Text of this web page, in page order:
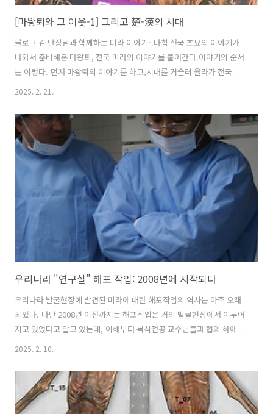
[마왕퇴와 그 이웃-1] 그리고 楚-漢의 시대
블로그 김 단장님과 함께하는 미라 이야기-.마침 전국 초묘의 이야기가
나와서 준비해온 마왕퇴, 전국 미라의 이야기를 풀어간다.이야기의 순서
는 이렇다. 먼저 마왕퇴의 이야기를 하고,시대를 거슬러 올라가 전국 초
나라 미라의 이야기를 쓰도록 하겠다. 현재 중국에는 이 시대의 미라가
주시와 형문시에 모셔져 있다. 이 중 형문시에 모셔진 것이 현재 중국의
전국시대-진-한대 미라 중에서는 시기가 가장 빨라전국시대 초나라가 건
재하던 시기까지 올라간다. 한대 미라, 특히 마왕퇴 미라에 대해서는 이
전에 중국 웨난이 집필한 "마왕퇴의 귀부인"이라는 걸출한 번역물이 나
온 바도 있어 국내에도 어느 정도 알려져 있고마왕퇴 미라가 모셔진 장사
자체가 장가계..
2025. 2. 21.
우리나라 "연구실" 해포 작업: 2008년에 시작되다
우리나라 발굴현장에 발견된 미라에 대한 해포작업의 역사는 아주 오래
되었다. 다만 2008년 이전까지는 해포작업은 거의 발굴현장에서 이루어
지고 있었다고 알고 있는데, 이해부터 복식전공 교수님들과 협의 하에 해
포를 발굴현장에서가 아니라 방호복과 마스크, 헤드캡, 수술용 글러브를
다수의 미라 해포작업이 서울의대 해부학교실에서 실시되었는데, 이때
큰 도움을 주신 분이 박준범 원장님, 민소리 선생님, 이양수 관장님, 그리
고 고부자 교수님, 이은주 교수님, 송미경 교수님 등을 위시하여 많은 복
2025. 2. 10.